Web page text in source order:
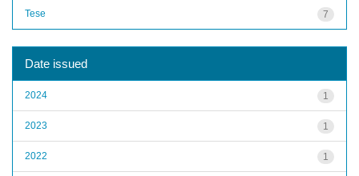
7
Tese
Date issued
1
2024
1
2023
1
2022